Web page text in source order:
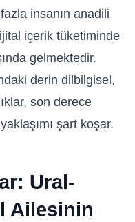
insanın anadili
içerik tüketiminde
gelmektedir.
derin dilbilgisel,
son derece
şart koşar.
Ural-
Ailesinin